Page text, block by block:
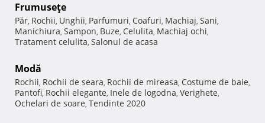
Frumuseţe
Păr, Rochii, Unghii, Parfumuri, Coafuri, Machiaj, Sani,
Manichiura, Sampon, Buze, Celulita, Machiaj ochi,
Tratament celulita, Salonul de acasa
Modă
Rochii, Rochii de seara, Rochii de mireasa, Costume de baie,
Pantofi, Rochii elegante, Inele de logodna, Verighete,
Ochelari de soare, Tendinte 2020